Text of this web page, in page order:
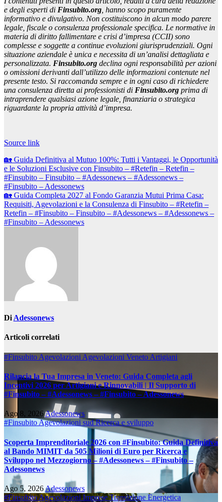
e degli esperti di Finsubito.org , hanno scopo puramente
informativo e divulgativo. Non costituiscono in alcun modo parere
legale, fiscale o consulenza professionale specifica. Le normative in
materia di diritto fallimentare e crisi d’impresa (CCII) sono
complesse e soggette a continue evoluzioni giurisprudenziali. Ogni
situazione aziendale è unica e necessita di un’analisi dettagliata e
personalizzata. Finsubito.org declina ogni responsabilità per azioni
o omissioni derivanti dall’utilizzo delle informazioni contenute nel
presente testo. Si raccomanda sempre e in ogni caso di richiedere
una consulenza diretta ai professionisti di Finsubito.org prima di
intraprendere qualsiasi azione legale, finanziaria o strategica
riguardante la propria attività d’impresa.
articoli
Source link
Navigazione
articoli
🏡 Guida Definitiva al Mutuo 100%: Tutti i Vantaggi, le Opportunità
e le Soluzioni Esclusive con Finsubito – #Retefin – Retefin –
#Finsubito – Finsubito – #Adessonews – #Adessonews –
#Finsubito – Adessonews
🏡 Guida Completa 2027 al Fondo Garanzia Mutui Prima Casa:
Requisiti, Agevolazioni e la Consulenza di Finsubito – #Retefin –
Retefin – #Finsubito – Finsubito – #Adessonews – #Adessonews –
#Finsubito – Adessonews
Di Adessonews
Articoli correlati
#Finsubito Agevolazioni Agevolazioni Veneto Artigiani
Rilancia la Tua Impresa in Veneto: Guida Completa agli
Incentivi 2026 per Artigiani e Rinnovabili | Il Supporto di
#Finsubito – #Adessonews – #Finsubito – Adessonews
Ago 8, 2026Adessonews
#FinsubitoAgevolazioni sudRicerca e sviluppo
Scoperta Imprenditoriale 2026 con #Finsubito: Guida Definitiva
al Bando MIMIT da 505 Milioni di Euro per Ricerca e
Sviluppo nel Mezzogiorno – #Adessonews – #Finsubito –
Adessonews
Ago 5, 2026Adessonews
#Finsubito Agevolazioni ImpreseTransizione Energetica